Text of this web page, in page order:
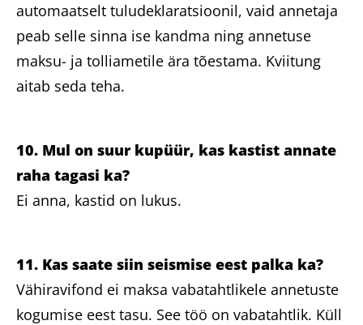
automaatselt tuludeklaratsioonil, vaid annetaja
peab selle sinna ise kandma ning annetuse
maksu- ja tolliametile ära tõestama. Kviitung
aitab seda teha.
10. Mul on suur kupüür, kas kastist annate
raha tagasi ka?
Ei anna, kastid on lukus.
11. Kas saate siin seismise eest palka ka?
Vähiravifond ei maksa vabatahtlikele annetuste
kogumise eest tasu. See töö on vabatahtlik. Küll